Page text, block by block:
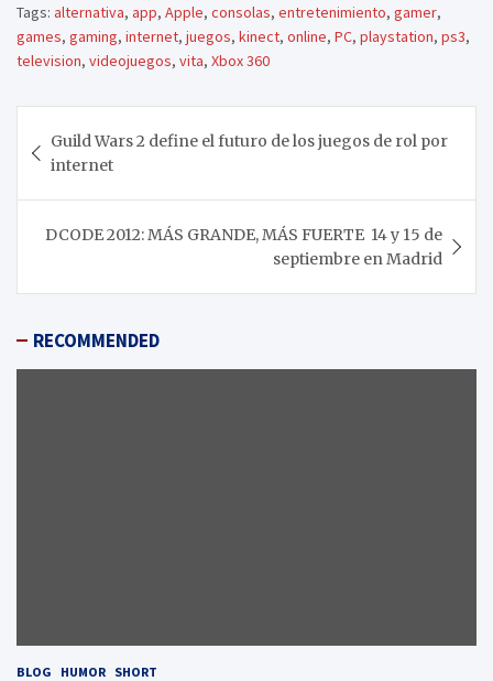
Tags: alternativa, app, Apple, consolas, entretenimiento, gamer,
games, gaming, internet, juegos, kinect, online, PC, playstation, ps3,
television, videojuegos, vita, Xbox 360
de
entradas
Guild Wars 2 define el futuro de los juegos de rol por
internet
DCODE 2012: MÁS GRANDE, MÁS FUERTE 14 y 15 de
septiembre en Madrid
RECOMMENDED
BLOG HUMOR SHORT